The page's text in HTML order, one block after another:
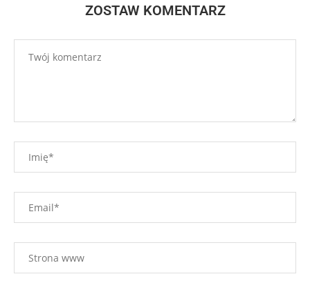
ZOSTAW KOMENTARZ